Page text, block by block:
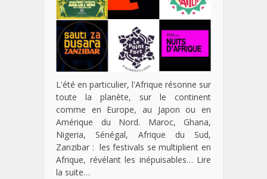
L'été en particulier, l'Afrique résonne sur
toute la planète, sur le continent
comme en Europe, au Japon ou en
Amérique du Nord. Maroc, Ghana,
Nigeria, Sénégal, Afrique du Sud,
Zanzibar : les festivals se multiplient en
Afrique, révélant les inépuisables… Lire
la suite…